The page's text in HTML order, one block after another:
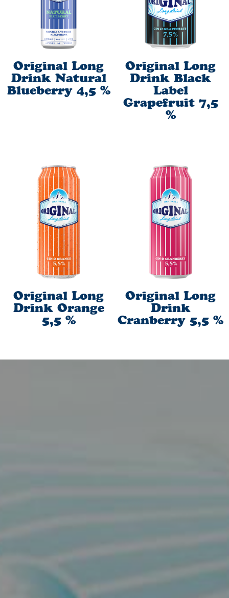
Hiilihydraatit: 5,5 g
josta sokereita: 5,5 g
Proteiini: 0 g
Original Long
Drink Natural
Blueberry 4,5 %
Original Long
Drink Black
Label
Grapefruit 7,5
%
Original Long
Drink Orange
5,5 %
Original Long
Drink
Cranberry 5,5 %